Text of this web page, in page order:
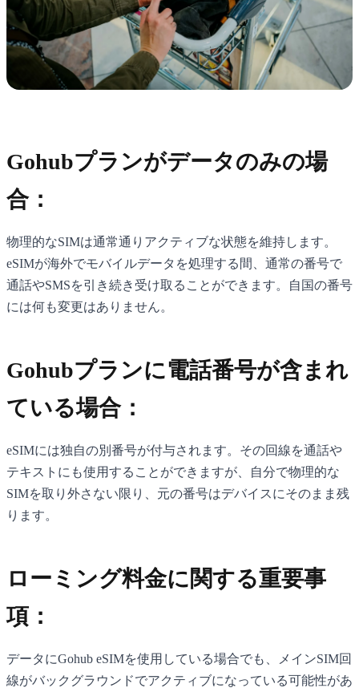
Gohubプランがデータのみの場
合：
物理的なSIMは通常通りアクティブな状態を維持します。
eSIMが海外でモバイルデータを処理する間、通常の番号で
通話やSMSを引き続き受け取ることができます。自国の番号
には何も変更はありません。
Gohubプランに電話番号が含まれ
ている場合：
eSIMには独自の別番号が付与されます。その回線を通話や
テキストにも使用することができますが、自分で物理的な
SIMを取り外さない限り、元の番号はデバイスにそのまま残
ります。
ローミング料金に関する重要事
項：
データにGohub eSIMを使用している場合でも、メインSIM回
線がバックグラウンドでアクティブになっている可能性があ